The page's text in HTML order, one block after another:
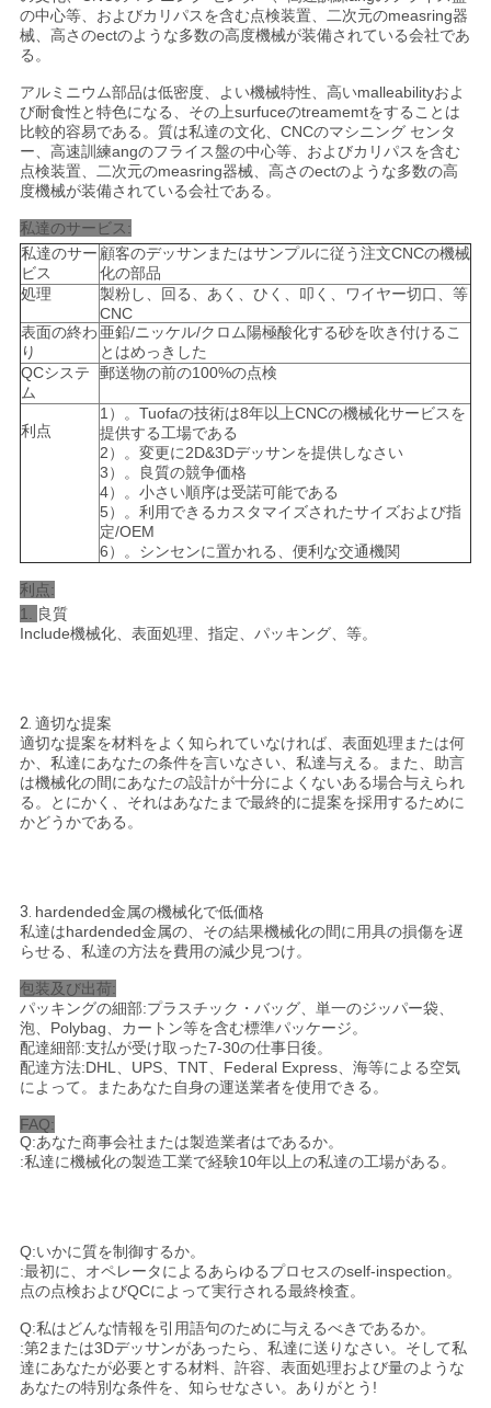
く
だ
さ
い
サ
イ
ト
マ
ッ
プ
ラ
イ
シ
ー
ポ
シ
ー
の中心等、およびカリパスを含む点検装置、二次元のmeasring器
械、高さのectのような多数の高度機械が装備されている会社であ
る。
アルミニウム部品は低密度、よい機械特性、高いmalleabilityおよ
び耐食性と特色になる、その上surfuceのtreamemtをすることは
比較的容易である。質は私達の文化、CNCのマシニング センタ
ー、高速訓練angのフライス盤の中心等、およびカリパスを含む
点検装置、二次元のmeasring器械、高さのectのような多数の高
度機械が装備されている会社である。
私達のサービス:
私達のサー
ビス
顧客のデッサンまたはサンプルに従う注文CNCの機械
化の部品
処理
製粉し、回る、あく、ひく、叩く、ワイヤー切口、等
CNC
表面の終わ
り
亜鉛/ニッケル/クロム陽極酸化する砂を吹き付けるこ
とはめっきした
QCシステ
ム
郵送物の前の100%の点検
利点
1）。Tuofaの技術は8年以上CNCの機械化サービスを
提供する工場である
2）。変更に2D&3Dデッサンを提供しなさい
3）。良質の競争価格
4）。小さい順序は受諾可能である
5）。利用できるカスタマイズされたサイズおよび指
定/OEM
6）。シンセンに置かれる、便利な交通機関
利点:
1. 良質
Include機械化、表面処理、指定、パッキング、等。
2. 適切な提案
適切な提案を材料をよく知られていなければ、表面処理または何
か、私達にあなたの条件を言いなさい、私達与える。また、助言
は機械化の間にあなたの設計が十分によくないある場合与えられ
る。とにかく、それはあなたまで最終的に提案を採用するために
かどうかである。
3. hardended金属の機械化で低価格
私達はhardended金属の、その結果機械化の間に用具の損傷を遅
らせる、私達の方法を費用の減少見つけ。
包装及び出荷:
パッキングの細部:プラスチック・バッグ、単一のジッパー袋、
泡、Polybag、カートン等を含む標準パッケージ。
配達細部:支払が受け取った7-30の仕事日後。
配達方法:DHL、UPS、TNT、Federal Express、海等による空気
によって。またあなた自身の運送業者を使用できる。
FAQ:
Q:あなた商事会社または製造業者はであるか。
:私達に機械化の製造工業で経験10年以上の私達の工場がある。
Q:いかに質を制御するか。
:最初に、オペレータによるあらゆるプロセスのself-inspection。
点の点検およびQCによって実行される最終検査。
Q:私はどんな情報を引用語句のために与えるべきであるか。
:第2または3Dデッサンがあったら、私達に送りなさい。そして私
達にあなたが必要とする材料、許容、表面処理および量のような
あなたの特別な条件を、知らせなさい。ありがとう!